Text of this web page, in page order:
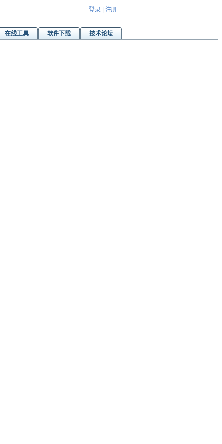
登录 注册
在线工具 软件下载
技术论坛